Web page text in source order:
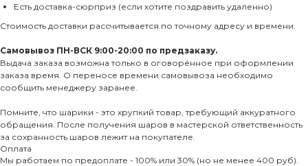
Есть доставка-сюрприз (если хотите поздравить удаленно)
Стоимость доставки рассчитывается по точному адресу и времени.
Самовывоз ПН-ВСК 9:00-20:00 по предзаказу.
Выдача заказа возможна только в оговорённое при оформлении
заказа время. О переносе времени самовывоза необходимо
сообщить менеджеру заранее.
Помните, что шарики - это хрупкий товар, требующий аккуратного
обращения. После получения шаров в мастерской ответственность
за сохранность шаров лежит на покупателе.
Оплата
Мы работаем по предоплате - 100% или 30% (но не менее 400 руб).